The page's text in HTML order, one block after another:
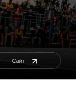
Сайт